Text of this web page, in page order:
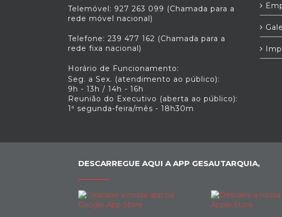
Telemóvel: 927 263 099 (Chamada para a
rede móvel nacional)
Telefone: 239 477 162 (Chamada para a
rede fixa nacional)
Horário de Funcionamento:
Seg. a Sex. (atendimento ao público):
9h - 13h / 14h - 16h
Reunião do Executivo (aberta ao público):
1ª segunda-feira/mês - 18h30m
DESCARREGUE AQUI A APP GESAUTARQUIA,